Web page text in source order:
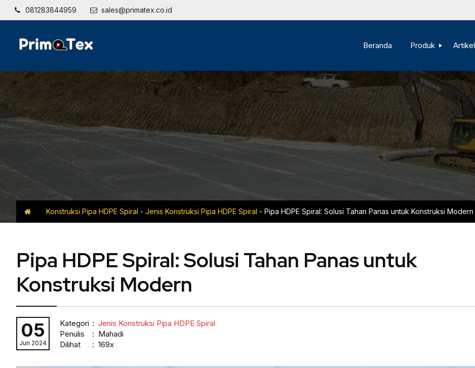
081283844959 sales@primatex.co.id
Beranda Produk Artikel
Konstruksi Pipa HDPE Spiral - Jenis Konstruksi Pipa HDPE Spiral - Pipa HDPE Spiral: Solusi Tahan Panas untuk Konstruksi Modern
Pipa HDPE Spiral: Solusi Tahan Panas untuk
Konstruksi Modern
05
Jun 2024
Kategori : Jenis Konstruksi Pipa HDPE Spiral
Penulis
: Mahadi
Dilihat
: 169x